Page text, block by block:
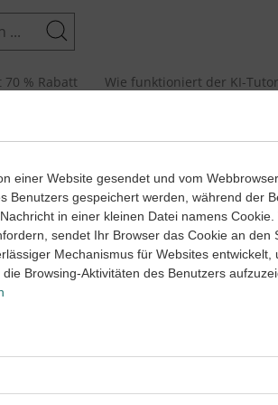
Suchen
70 % Rabatt Wie funktioniert der KI-Tutor
– die beliebtesten
‐10
Prinzipien der Evolution
7
‐
10
einer Website gesendet und vom
Benutzers gespeichert werden, während der
in einer kleinen Datei namens Cookie.
sendet Ihr Browser das Cookie an den
Mechanismus für Websites entwickelt,
Browsing-Aktivitäten des Benutzers